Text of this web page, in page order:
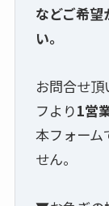
などご希
い。
お問合せ
フより1営
本フォーム
せん。